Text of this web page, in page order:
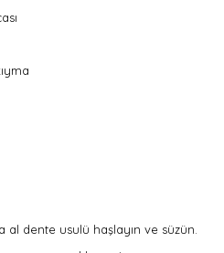
al dente usulü haşlayın ve süzün.